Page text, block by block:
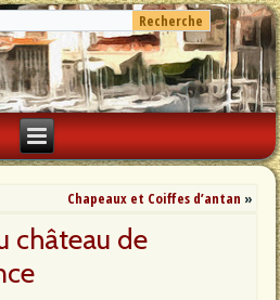
Chapeaux et Coiffes d’antan »
château de